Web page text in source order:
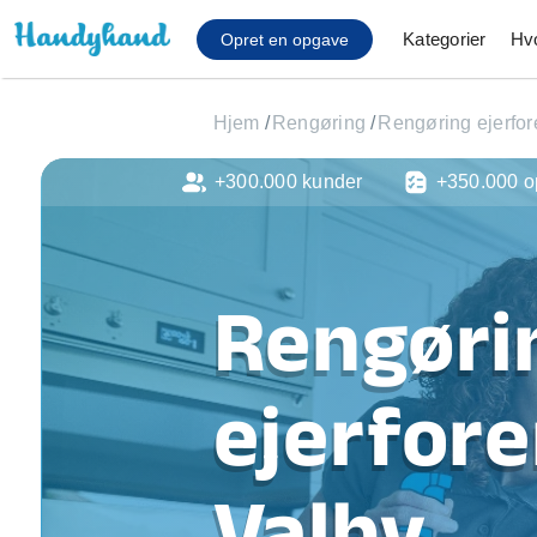
Opret en opgave Kategorier
Affaldsfjernelse
Anlæg af terrasse
Cykel reparation
Flyttehjælp
Gulvlaminering
Hårde hvidevare
Hjælp til mobil, pc,
Installation af ildsted
Møbelsamling og
Ophængning af
Hjem / Rengøring / Rengøring
+300.000 kunder +350.000